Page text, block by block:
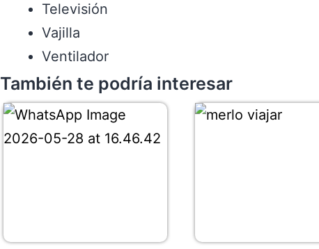
Televisión
Vajilla
Ventilador
También te podría interesar